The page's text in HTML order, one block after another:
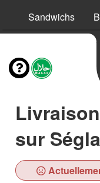
Sandwichs
sur